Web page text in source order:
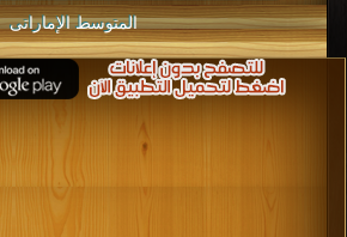
المتوسط الإماراتى